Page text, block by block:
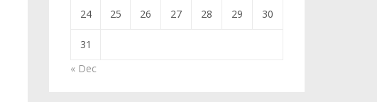
24 25 26 27 28 29 30
31
« Dec